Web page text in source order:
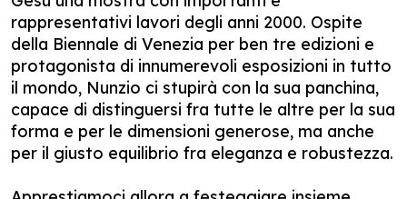
rappresentativi lavori degli anni 2000. Ospite
della Biennale di Venezia per ben tre edizioni e
protagonista di innumerevoli esposizioni in tutto
il mondo, Nunzio ci stupirà con la sua panchina,
capace di distinguersi fra tutte le altre per la sua
forma e per le dimensioni generose, ma anche
per il giusto equilibrio fra eleganza e robustezza.